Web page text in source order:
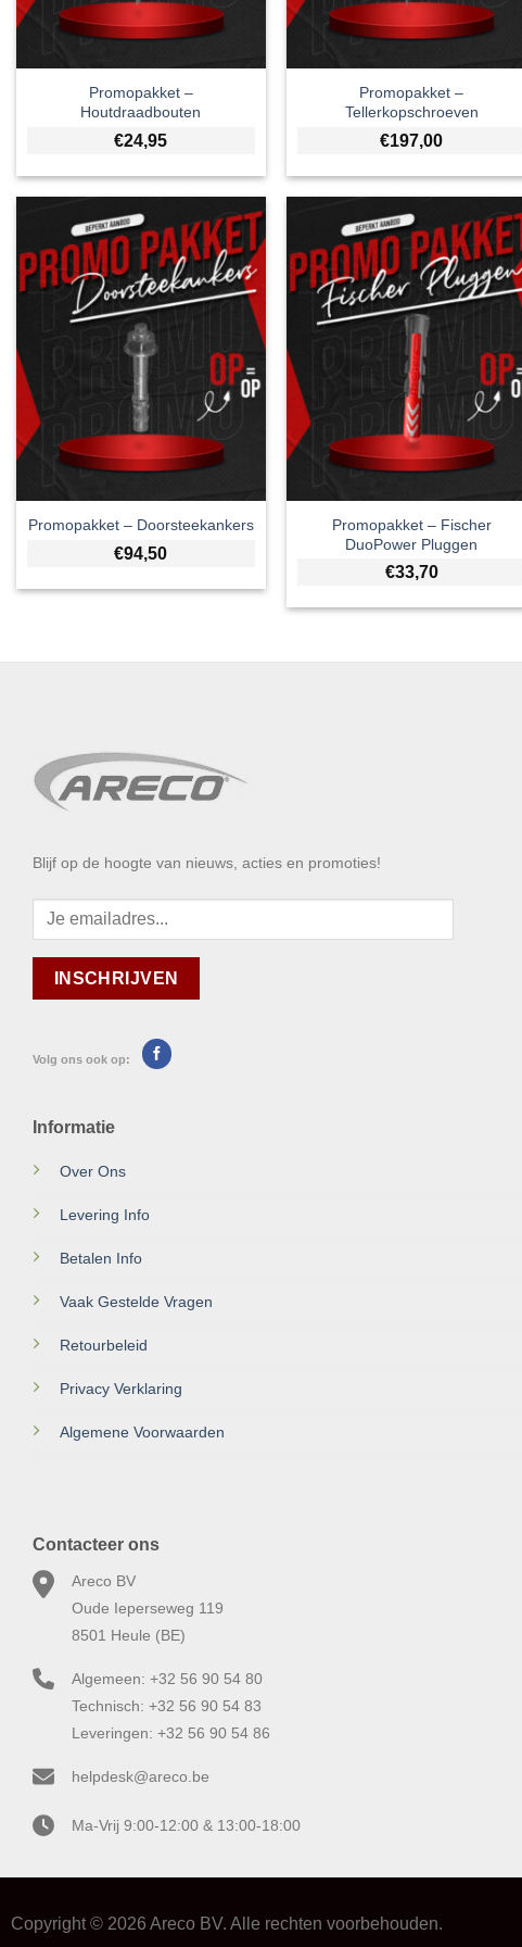
Promopakket –
Houtdraadbouten
€24,95
Promopakket –
Tellerkopschroeven
€197,00
Promopakket – Doorsteekankers
€94,50
Promopakket – Fischer
DuoPower Pluggen
€33,70
Blijf op de hoogte van nieuws, acties en promoties!
Volg ons ook op:
Informatie
Over Ons
Levering Info
Betalen Info
Vaak Gestelde Vragen
Retourbeleid
Privacy Verklaring
Algemene Voorwaarden
Contacteer ons
Areco BV
Oude Ieperseweg 119
8501 Heule (BE)
Algemeen: +32 56 90 54 80
Technisch: +32 56 90 54 83
Leveringen: +32 56 90 54 86
helpdesk@areco.be
Ma-Vrij 9:00-12:00 & 13:00-18:00
Copyright © 2026 Areco BV. Alle rechten voorbehouden.